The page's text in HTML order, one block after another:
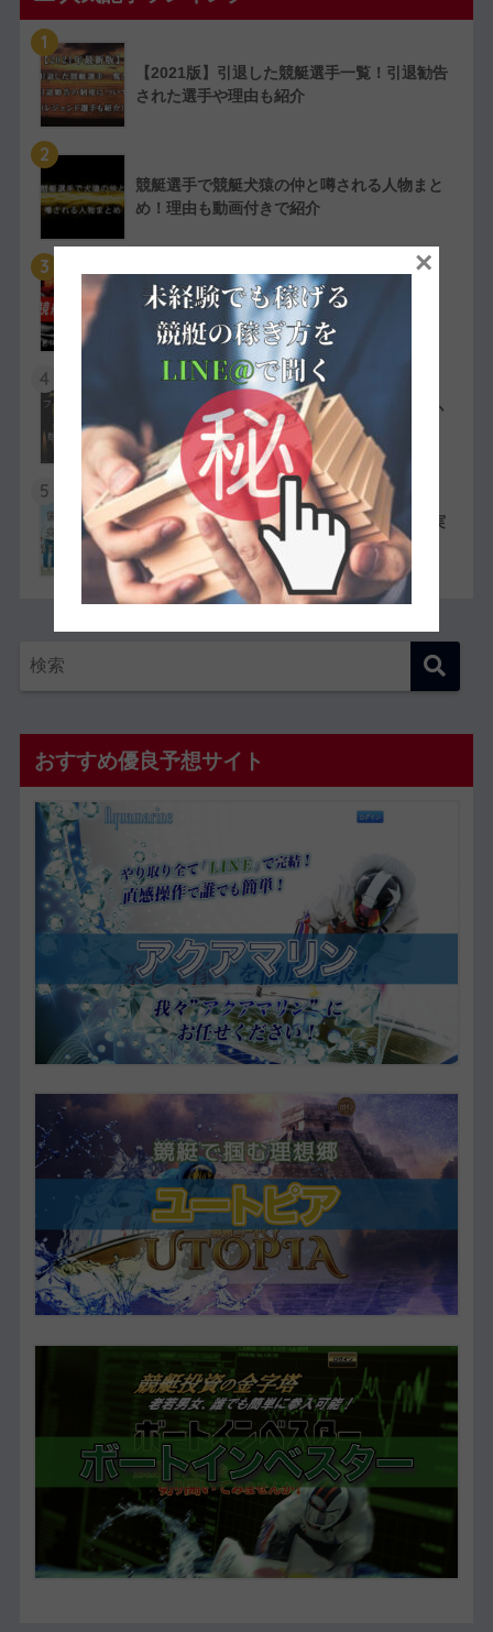
1
【2021版】引退した競艇選手一覧！引退勧告
された選手や理由も紹介
2
競艇選手で競艇犬猿の仲と噂される人物まと
め！理由も動画付きで紹介
3
【実費で検証】競艇LINERの予想は凄かっ
た！特徴や評判・口コミを紹介
4
競艇選手の嫌われ者まとめ！ファン・選手か
ら嫌われている人物を紹介
5
競艇選手同士の夫婦11組一覧【夫婦対決が実
現したレースも紹介】
おすすめ優良予想サイト
×